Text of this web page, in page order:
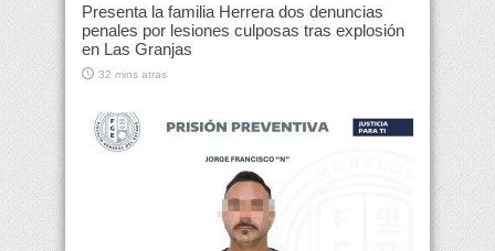
Presenta la familia Herrera dos denuncias
penales por lesiones culposas tras explosión
en Las Granjas
32 mins atras